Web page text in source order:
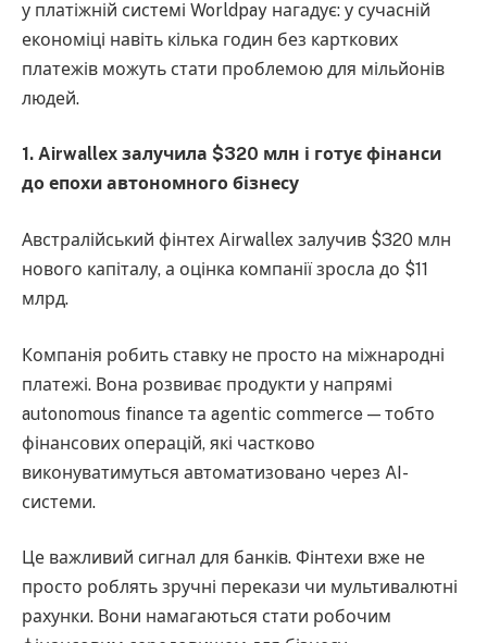
у платіжній системі Worldpay нагадує: у сучасній
економіці навіть кілька годин без карткових
платежів можуть стати проблемою для мільйонів
людей.
1. Airwallex залучила $320 млн і готує фінанси
до епохи автономного бізнесу
Австралійський фінтех Airwallex залучив $320 млн
нового капіталу, а оцінка компанії зросла до $11
млрд.
Компанія робить ставку не просто на міжнародні
платежі. Вона розвиває продукти у напрямі
autonomous finance та agentic commerce — тобто
фінансових операцій, які частково
виконуватимуться автоматизовано через AI-
системи.
Це важливий сигнал для банків. Фінтехи вже не
просто роблять зручні перекази чи мультивалютні
рахунки. Вони намагаються стати робочим